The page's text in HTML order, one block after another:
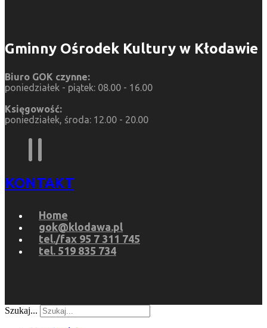
Gminny Ośrodek Kultury w Kłodawie
Biuro GOK czynne:
poniedziałek - piątek: 08.00 - 16.00
Księgowość:
poniedziałek, środa: 12.00 - 20.00
KONTAKT
Home
gok@klodawa.pl
tel./fax 95 7 311 745
tel. 519 835 734
Szukaj...